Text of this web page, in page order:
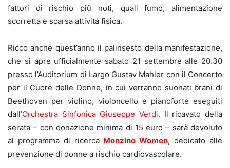
fattori di rischio più noti, quali fumo, alimentazione
scorretta e scarsa attività fisica.
Ricco anche quest’anno il palinsesto della manifestazione,
che si apre ufficialmente sabato 21 settembre alle 20.30
presso l’Auditorium di Largo Gustav Mahler con il Concerto
per il Cuore delle Donne, in cui verranno suonati brani di
Beethoven per violino, violoncello e pianoforte eseguiti
dall’Orchestra Sinfonica Giuseppe Verdi. Il ricavato della
serata – con donazione minima di 15 euro – sarà devoluto
al programma di ricerca Monzino Women, dedicato alle
prevenzione di donne a rischio cardiovascolare.